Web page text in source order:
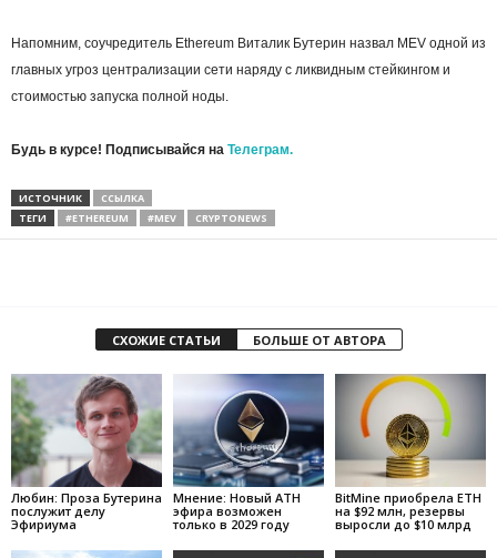
Напомним, соучредитель Ethereum Виталик Бутерин назвал MEV одной из
главных угроз централизации сети наряду с ликвидным стейкингом и
стоимостью запуска полной ноды.
Будь в курсе! Подписывайся на Телеграм.
ИСТОЧНИК
ССЫЛКА
ТЕГИ
#ETHEREUM #MEV CRYPTONEWS
СХОЖИЕ СТАТЬИ БОЛЬШЕ ОТ АВТОРА
Любин: Проза Бутерина
послужит делу
Эфириума
Мнение: Новый ATH
эфира возможен
только в 2029 году
BitMine приобрела ETH
на $92 млн, резервы
выросли до $10 млрд